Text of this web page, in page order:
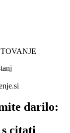
darilo:
citati